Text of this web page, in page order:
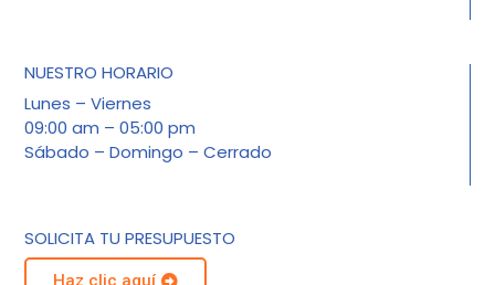
NUESTRO HORARIO
Lunes – Viernes
09:00 am – 05:00 pm
Sábado – Domingo – Cerrado
SOLICITA TU PRESUPUESTO
Haz clic aquí